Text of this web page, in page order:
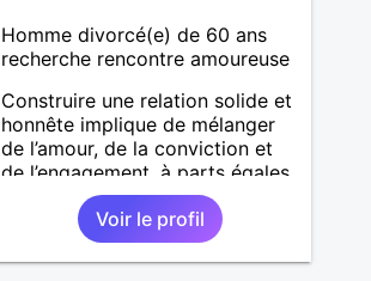
Homme divorcé(e) de 60 ans
recherche rencontre amoureuse
Construire une relation solide et
honnête implique de mélanger
de l’amour, de la conviction et
de l’engagement, à parts égales.
Par sérieux, il est nécessaire
d’entendre franchise, vérité,
liberté, respect et sincérité.
Donc ma recherche s'oriente
Voir le profil